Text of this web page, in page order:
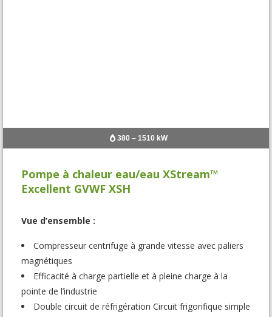
380 – 1510 kW
Pompe à chaleur eau/eau XStream™
Excellent GVWF XSH
Vue d’ensemble :
Compresseur centrifuge à grande vitesse avec paliers
magnétiques
Efficacité à charge partielle et à pleine charge à la
pointe de l’industrie
Double circuit de réfrigération Circuit frigorifique simple